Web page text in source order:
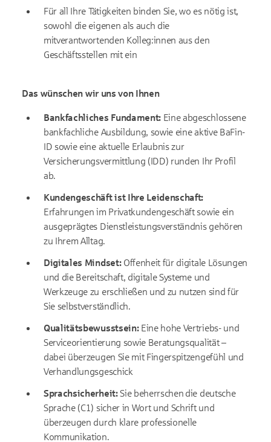
Für all Ihre Tätigkeiten binden Sie, wo es nötig ist,
sowohl die eigenen als auch die
mitverantwortenden Kolleg:innen aus den
Geschäftsstellen mit ein
Das wünschen wir uns von Ihnen
Bankfachliches Fundament: Eine abgeschlossene
bankfachliche Ausbildung, sowie eine aktive BaFin-
ID sowie eine aktuelle Erlaubnis zur
Versicherungsvermittlung (IDD) runden Ihr Profil
ab.
Kundengeschäft ist Ihre Leidenschaft:
Erfahrungen im Privatkundengeschäft sowie ein
ausgeprägtes Dienstleistungsverständnis gehören
zu Ihrem Alltag.
Digitales Mindset: Offenheit für digitale Lösungen
und die Bereitschaft, digitale Systeme und
Werkzeuge zu erschließen und zu nutzen sind für
Sie selbstverständlich.
Qualitätsbewusstsein: Eine hohe Vertriebs- und
Serviceorientierung sowie Beratungsqualität –
dabei überzeugen Sie mit Fingerspitzengefühl und
Verhandlungsgeschick
Sprachsicherheit:Sie beherrschen die deutsche
Sprache (C1) sicher in Wort und Schrift und
überzeugen durch klare professionelle
Kommunikation.